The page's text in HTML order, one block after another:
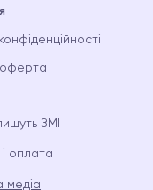
оферта
ЗМІ
оплата
медіа